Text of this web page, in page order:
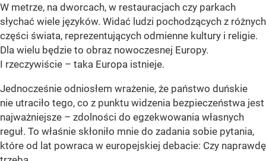
W metrze, na dworcach, w restauracjach czy parkach
słychać wiele języków. Widać ludzi pochodzących z różnych
części świata, reprezentujących odmienne kultury i religie.
Dla wielu będzie to obraz nowoczesnej Europy.
I rzeczywiście – taka Europa istnieje.
Jednocześnie odniosłem wrażenie, że państwo duńskie
nie utraciło tego, co z punktu widzenia bezpieczeństwa jest
najważniejsze – zdolności do egzekwowania własnych
reguł. To właśnie skłoniło mnie do zadania sobie pytania,
które od lat powraca w europejskiej debacie: Czy naprawdę